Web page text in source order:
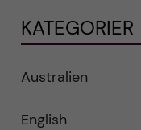
KATEGORIER
Australien
English